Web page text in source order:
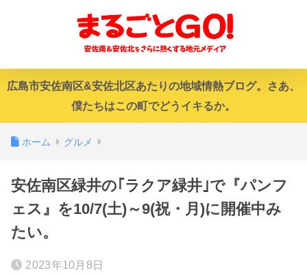
広島市安佐南区&安佐北区あたりの地域情熱ブログ。さあ、
僕たちはこの町でどうイキるか。
ホーム グルメ
安佐南区緑井の｢ラクア緑井｣で『パンフ
ェス』を10/7(土)～9(祝・月)に開催中み
たい。
2023年10月8日